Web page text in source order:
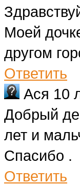
Моей
другом
Ответить
Ася 10
Добрый
лет и
Спасибо .
Ответить